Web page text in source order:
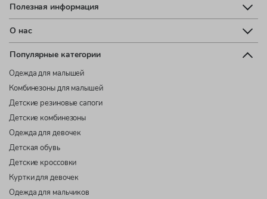
Полезная информация
О нас
Популярные категории
Одежда для малышей
Комбинезоны для малышей
Детские резиновые сапоги
Детские комбинезоны
Одежда для девочек
Детская обувь
Детские кроссовки
Куртки для девочек
Одежда для мальчиков